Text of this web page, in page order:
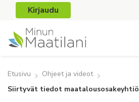
Kirjaudu
Etusivu
Ohjeet ja videot
Siirtyvät tiedot maatalousosakeyhtiö